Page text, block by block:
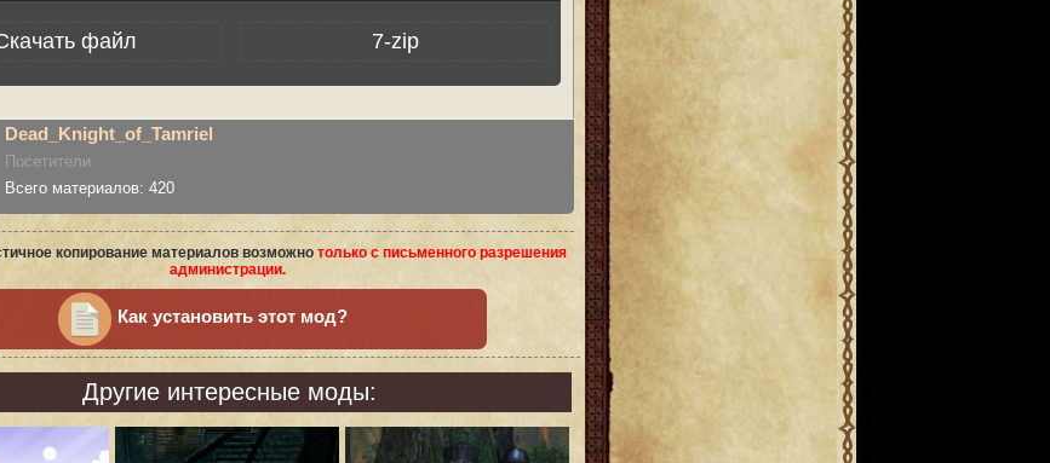
файл 7-zip
Dead_Knight_of_Tamriel
Посетители
Всего материалов: 420
копирование материалов возможно только с письменного разрешения
администрации.
Как установить этот мод?
Другие интересные моды: